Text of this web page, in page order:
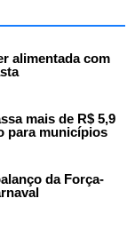
alimentada com
mais de R$ 5,9
para municípios
da Força-